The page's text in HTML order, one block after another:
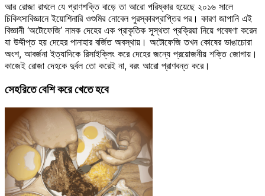
আর রোজা রাখলে যে প্রাণশক্তি বাড়ে তা আরো পরিষ্কার হয়েছে ২০১৬ সালে
চিকিৎসাবিজ্ঞানে ইয়োশিনারি ওশুমির নোবেল পুরস্কারপ্রাপ্তির পর। কারণ জাপানি এই
বিজ্ঞানী ‘অটোফেজি’ নামক দেহের এক প্রাকৃতিক সুস্থতা প্রক্রিয়া নিয়ে গবেষণা করেন
যা উদ্দীপ্ত হয় দেহের পানাহার বর্জিত অবস্থায়। অটোফেজি তখন কোষের ভাঙাচোরা
অংশ, আবর্জনা ইত্যাদিকে রিসাইক্লিং করে দেহের জন্যে প্রয়োজনীয় শক্তি জোগায়।
কাজেই রোজা দেহকে দুর্বল তো করেই না, বরং আরো প্রাণবন্ত করে।
সেহরিতে বেশি করে খেতে হবে